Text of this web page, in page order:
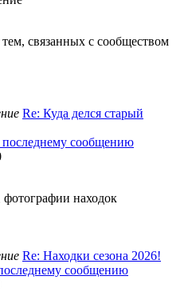
связанных с сообществом
Re: Куда делся старый
сообщению
находок
Re: Находки сезона 2026!
сообщению